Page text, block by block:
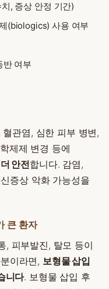
, 증상 안정 기간)
(biologics) 사용 여부
반 여부
관염, 심한 피부 병변,
제제 변경 등에
안전합니다. 감염,
증상 악화 가능성을
큰 환자
, 피부발진, 탈모 등이
이라면, 보형물 삽입
니다. 보형물 삽입 후